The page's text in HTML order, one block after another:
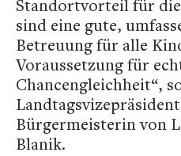
Standortvorteil für
sind eine gute,
Betreuung für alle
Voraussetzung für
Chancengleichheit“,
Bürgermeisterin von
Blanik.